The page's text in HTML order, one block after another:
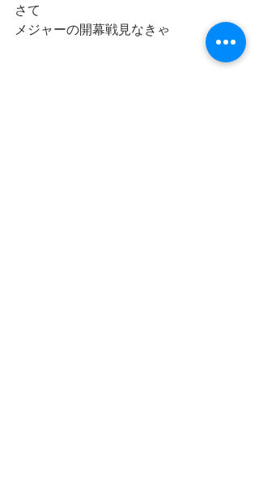
さて
メジャーの開幕戦見なきゃ